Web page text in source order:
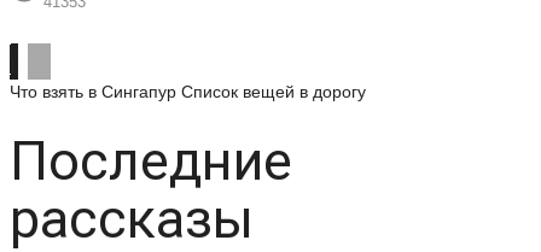
Что взять в Сингапур Список вещей в дорогу
Последние
рассказы